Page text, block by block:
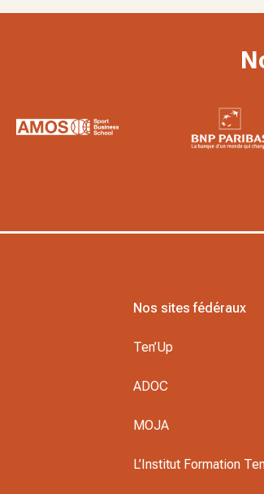
Nos sites fédéraux
Ten’Up
ADOC
MOJA
L’Institut Formation